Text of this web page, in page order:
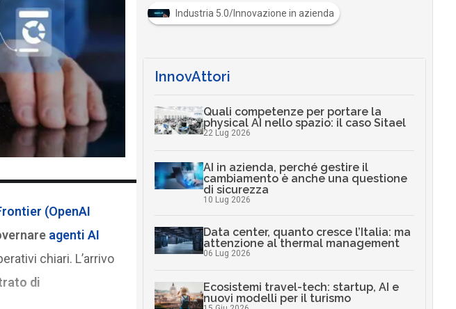
(OpenAI
agenti AI
chiari. L’arrivo
di
Industria 5.0/Innovazione in azienda
InnovAttori
Quali competenze per portare la
physical AI nello spazio: il caso Sitael
22 Lug 2026
AI in azienda, perché gestire il
cambiamento è anche una questione
di sicurezza
10 Lug 2026
Data center, quanto cresce l’Italia: ma
attenzione al thermal management
06 Lug 2026
Ecosistemi travel-tech: startup, AI e
nuovi modelli per il turismo